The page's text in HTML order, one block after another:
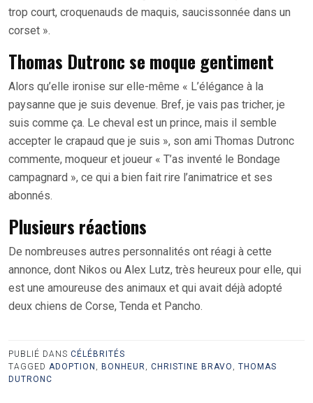
trop court, croquenauds de maquis, saucissonnée dans un
corset ».
Thomas Dutronc se moque gentiment
Alors qu’elle ironise sur elle-même « L’élégance à la
paysanne que je suis devenue. Bref, je vais pas tricher, je
suis comme ça. Le cheval est un prince, mais il semble
accepter le crapaud que je suis », son ami Thomas Dutronc
commente, moqueur et joueur « T’as inventé le Bondage
campagnard », ce qui a bien fait rire l’animatrice et ses
abonnés.
Plusieurs réactions
De nombreuses autres personnalités ont réagi à cette
annonce, dont Nikos ou Alex Lutz, très heureux pour elle, qui
est une amoureuse des animaux et qui avait déjà adopté
deux chiens de Corse, Tenda et Pancho.
PUBLIÉ DANS CÉLÉBRITÉS
TAGGED ADOPTION , BONHEUR, CHRISTINE BRAVO , THOMAS
DUTRONC